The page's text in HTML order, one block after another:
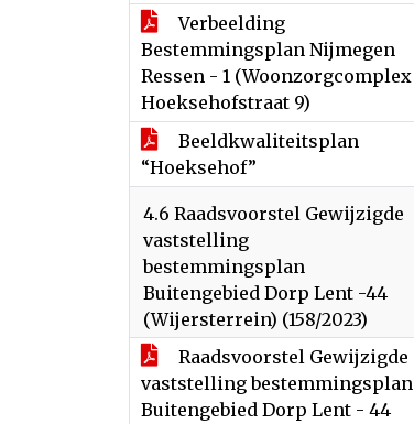
Verbeelding
Bestemmingsplan Nijmegen
Ressen - 1 (Woonzorgcomplex
Hoeksehofstraat 9)
Beeldkwaliteitsplan
“Hoeksehof”
4.6 Raadsvoorstel Gewijzigde
vaststelling
bestemmingsplan
Buitengebied Dorp Lent -44
(Wijersterrein) (158/2023)
Raadsvoorstel Gewijzigde
vaststelling bestemmingsplan
Buitengebied Dorp Lent - 44